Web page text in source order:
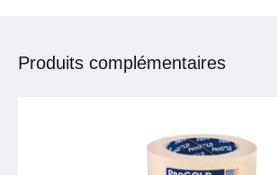
Produits complémentaires